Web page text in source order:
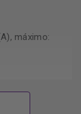
máximo: